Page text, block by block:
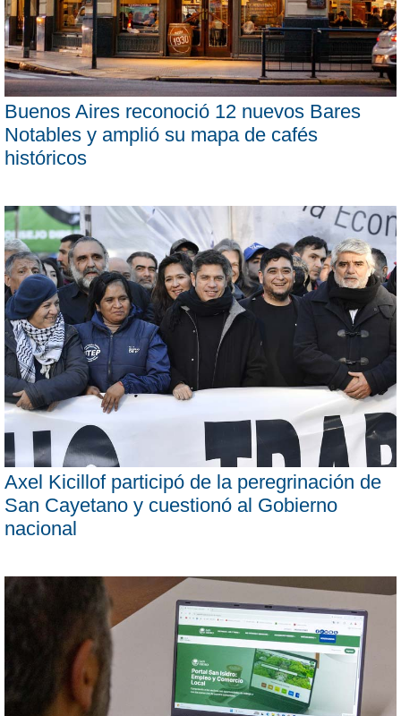
Buenos Aires reconoció 12 nuevos Bares
Notables y amplió su mapa de cafés
históricos
Axel Kicillof participó de la peregrinación de
San Cayetano y cuestionó al Gobierno
nacional